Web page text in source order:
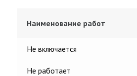
Наименование работ
Не включается
Не работает